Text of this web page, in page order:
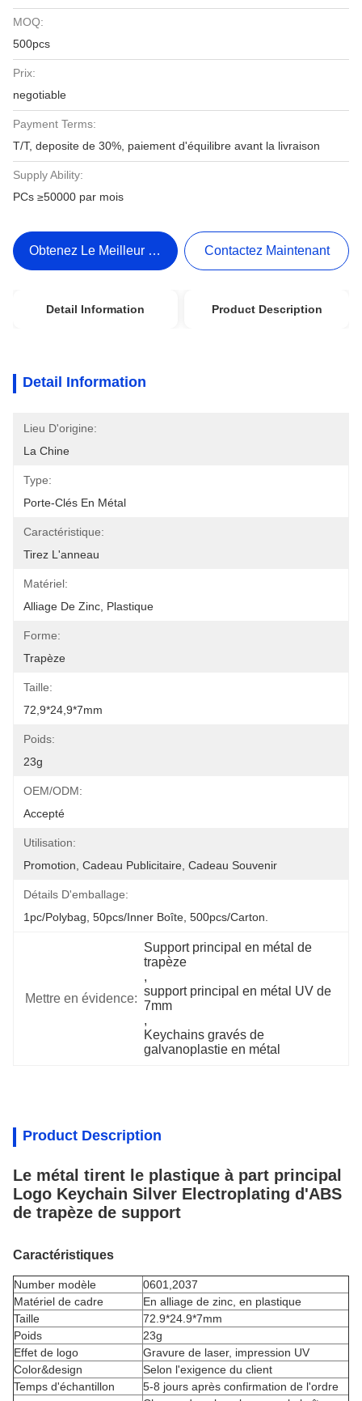
MOQ:
500pcs
Prix:
negotiable
Payment Terms:
T/T, deposite de 30%, paiement d'équilibre avant la livraison
Supply Ability:
PCs ≥50000 par mois
Obtenez Le Meilleur Prix Contactez Maintenant
Detail Information Product Description
Detail Information
Lieu D'origine:
La Chine
Type:
Porte-Clés En Métal
Caractéristique:
Tirez L'anneau
Matériel:
Alliage De Zinc, Plastique
Forme:
Trapèze
Taille:
72,9*24,9*7mm
Poids:
23g
OEM/ODM:
Accepté
Utilisation:
Promotion, Cadeau Publicitaire, Cadeau Souvenir
Détails D'emballage:
1pc/polybag, 50pcs/inner Boîte, 500pcs/carton.
Mettre en évidence:
Support principal en métal de
trapèze
,
support principal en métal UV de
7mm
,
Keychains gravés de
galvanoplastie en métal
Product Description
Le métal tirent le plastique à part principal
Logo Keychain Silver Electroplating d'ABS
de trapèze de support
Caractéristiques
Number modèle
0601,2037
Matériel de cadre
En alliage de zinc , en plastique
Taille
72.9*24.9*7mm
Poids
23g
Effet de logo
Gravure de laser, impression UV
Color&design
Selon l'exigence du client
Temps d'échantillon
5-8 jours après confirmation de l'ordre